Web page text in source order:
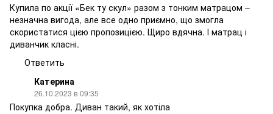
Купила по акції «Бек ту скул» разом з тонким матрацом –
незначна вигода, але все одно приємно, що змогла
скористатися цією пропозицією. Щиро вдячна. І матрац і
диванчик класні.
Ответить
Катерина
26.10.2023 в 09:35
Покупка добра. Диван такий, як хотіла